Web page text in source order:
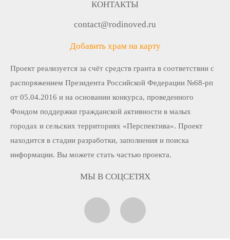
КОНТАКТЫ
contact@rodinoved.ru
Добавить храм на карту
Проект реализуется за счёт средств гранта в соответствии c
распоряжением Президента Российской Федерации №68-рп
от 05.04.2016 и на основании конкурса, проведенного
Фондом поддержки гражданской активности в малых
городах и сельских территориях «Перспектива». Проект
находится в стадии разработки, заполнения и поиска
информации. Вы можете стать частью проекта.
МЫ В СОЦСЕТЯХ